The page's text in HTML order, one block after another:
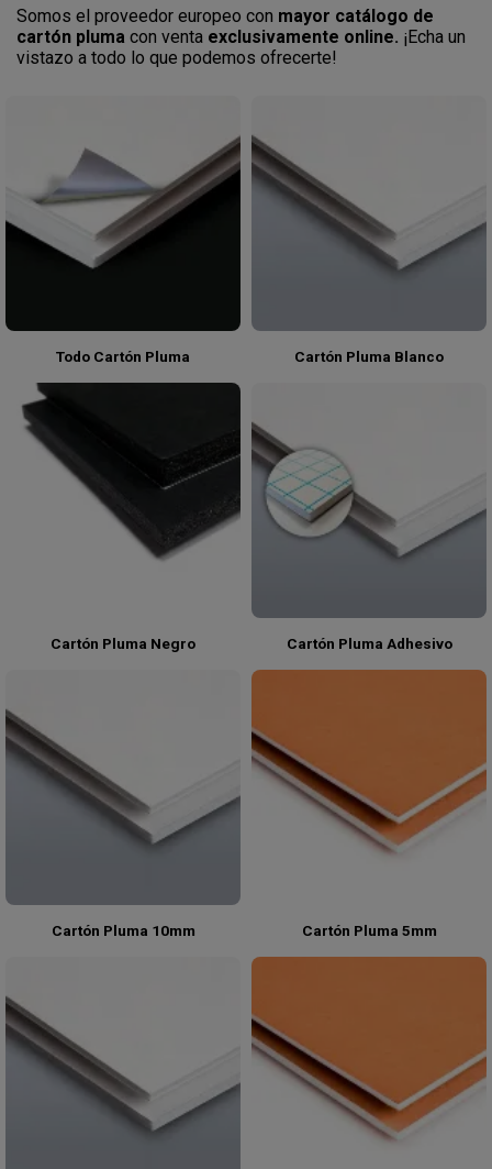
Somos el proveedor europeo con mayor catálogo de
cartón pluma con venta exclusivamente online. ¡Echa un
vistazo a todo lo que podemos ofrecerte!
Todo Cartón Pluma Cartón Pluma Blanco
Cartón Pluma Negro Cartón Pluma Adhesivo
Cartón Pluma 10mm Cartón Pluma 5mm